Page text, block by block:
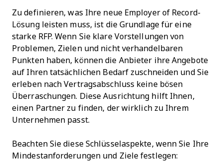
Zu definieren, was Ihre neue Employer of Record-
Lösung leisten muss, ist die Grundlage für eine
starke RFP. Wenn Sie klare Vorstellungen von
Problemen, Zielen und nicht verhandelbaren
Punkten haben, können die Anbieter ihre Angebote
auf Ihren tatsächlichen Bedarf zuschneiden und Sie
erleben nach Vertragsabschluss keine bösen
Überraschungen. Diese Ausrichtung hilft Ihnen,
einen Partner zu finden, der wirklich zu Ihrem
Unternehmen passt.
Beachten Sie diese Schlüsselaspekte, wenn Sie Ihre
Mindestanforderungen und Ziele festlegen: